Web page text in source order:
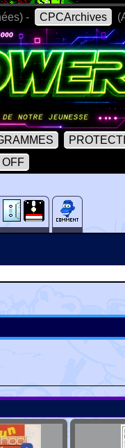
- CPCArchives
OFF